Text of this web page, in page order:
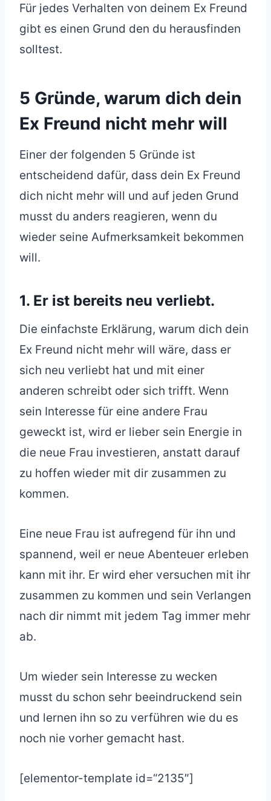
Für jedes Verhalten von deinem Ex Freund
gibt es einen Grund den du herausfinden
solltest.
5 Gründe, warum dich dein
Ex Freund nicht mehr will
Einer der folgenden 5 Gründe ist
entscheidend dafür, dass dein Ex Freund
dich nicht mehr will und auf jeden Grund
musst du anders reagieren, wenn du
wieder seine Aufmerksamkeit bekommen
will.
1. Er ist bereits neu verliebt.
Die einfachste Erklärung, warum dich dein
Ex Freund nicht mehr will wäre, dass er
sich neu verliebt hat und mit einer
anderen schreibt oder sich trifft. Wenn
sein Interesse für eine andere Frau
geweckt ist, wird er lieber sein Energie in
die neue Frau investieren, anstatt darauf
zu hoffen wieder mit dir zusammen zu
kommen.
Eine neue Frau ist aufregend für ihn und
spannend, weil er neue Abenteuer erleben
kann mit ihr. Er wird eher versuchen mit ihr
zusammen zu kommen und sein Verlangen
nach dir nimmt mit jedem Tag immer mehr
ab.
Um wieder sein Interesse zu wecken
musst du schon sehr beeindruckend sein
und lernen ihn so zu verführen wie du es
noch nie vorher gemacht hast.
[elementor-template id=“2135″]